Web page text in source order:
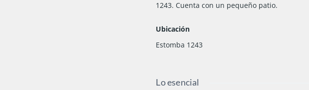
1243. Cuenta con un pequeño patio.
Ubicación
Estomba 1243
Lo esencial